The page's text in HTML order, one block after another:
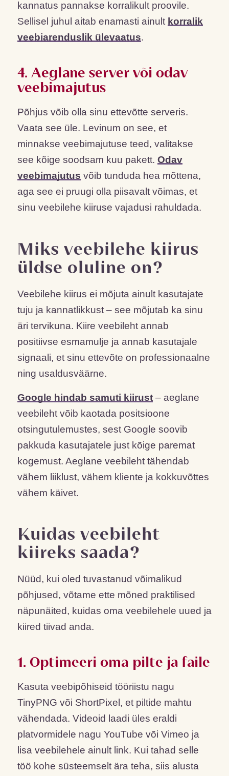
kannatus pannakse korralikult proovile.
Sellisel juhul aitab enamasti ainult korralik
veebiarenduslik ülevaatus.
4. Aeglane server või odav
veebimajutus
Põhjus võib olla sinu ettevõtte serveris.
Vaata see üle. Levinum on see, et
minnakse veebimajutuse teed, valitakse
see kõige soodsam kuu pakett. Odav
veebimajutus võib tunduda hea mõttena,
aga see ei pruugi olla piisavalt võimas, et
sinu veebilehe kiiruse vajadusi rahuldada.
Miks veebilehe kiirus
üldse oluline on?
Veebilehe kiirus ei mõjuta ainult kasutajate
tuju ja kannatlikkust – see mõjutab ka sinu
äri tervikuna. Kiire veebileht annab
positiivse esmamulje ja annab kasutajale
signaali, et sinu ettevõte on professionaalne
ning usaldusväärne.
Google hindab samuti kiirust– aeglane
veebileht võib kaotada positsioone
otsingutulemustes, sest Google soovib
pakkuda kasutajatele just kõige paremat
kogemust. Aeglane veebileht tähendab
vähem liiklust, vähem kliente ja kokkuvõttes
vähem käivet.
Kuidas veebileht
kiireks saada?
Nüüd, kui oled tuvastanud võimalikud
põhjused, võtame ette mõned praktilised
näpunäited, kuidas oma veebilehele uued ja
kiired tiivad anda.
1. Optimeeri oma pilte ja faile
Kasuta veebipõhiseid tööriistu nagu
TinyPNG või ShortPixel, et piltide mahtu
vähendada. Videoid laadi üles eraldi
platvormidele nagu YouTube või Vimeo ja
lisa veebilehele ainult link. Kui tahad selle
töö kohe süsteemselt ära teha, siis alusta